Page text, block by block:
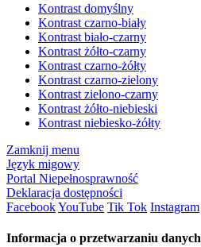
Kontrast domyślny
Kontrast czarno-biały
Kontrast biało-czarny
Kontrast żółto-czarny
Kontrast czarno-żółty
Kontrast czarno-zielony
Kontrast zielono-czarny
Kontrast żółto-niebieski
Kontrast niebiesko-żółty
Zamknij menu
Język migowy
Portal Niepełnosprawność
Deklaracja dostępności
FacebookYouTube Tik Tok Instagram
Informacja o przetwarzaniu danych